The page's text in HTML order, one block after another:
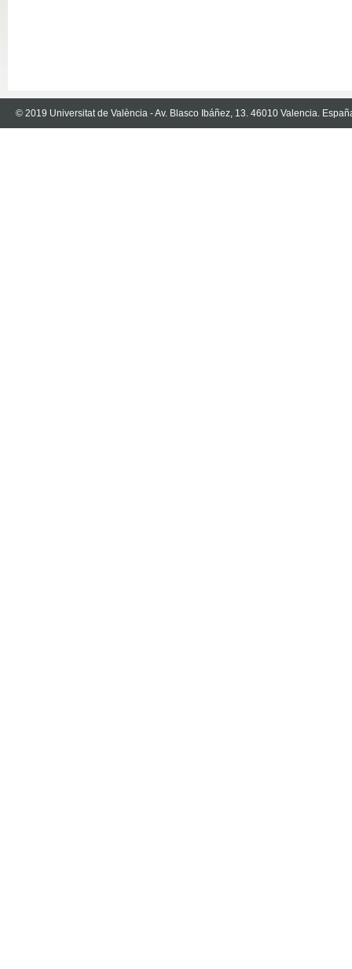
© 2019 Universitat de València - Av. Blasco Ibáñez, 13. 46010 Valencia.